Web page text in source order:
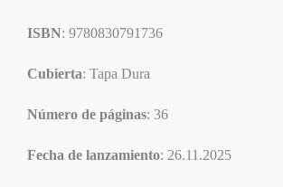
ISBN: 9780830791736
Cubierta: Tapa Dura
Número de páginas: 36
Fecha de lanzamiento: 26.11.2025